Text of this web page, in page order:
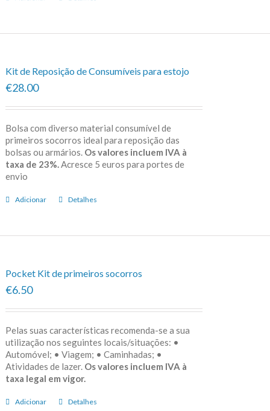
Kit de Reposição de Consumíveis para estojo
€28.00
Bolsa com diverso material consumível de
primeiros socorros ideal para reposição das
bolsas ou armários. Os valores incluem IVA à
taxa de 23%. Acresce 5 euros para portes de
envio
Adicionar Detalhes
Pocket Kit de primeiros socorros
€6.50
Pelas suas características recomenda-se a sua
utilização nos seguintes locais/situações: •
Automóvel; • Viagem; • Caminhadas; •
Atividades de lazer. Os valores incluem IVA à
taxa legal em vigor.
Adicionar Detalhes